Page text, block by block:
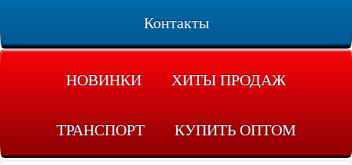
Контакты
НОВИНКИ ХИТЫ ПРОДАЖ
ТРАНСПОРТ КУПИТЬ ОПТОМ